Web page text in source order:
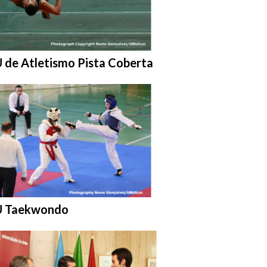
na pasta:
de Atletismo Pista Coberta
na pasta:
Taekwondo